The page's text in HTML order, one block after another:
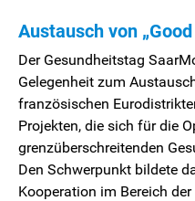
Austausch von
Der Gesundheitstag
Gelegenheit zum
französischen
Projekten, die sich für die
grenzüberschreitenden
Den Schwerpunkt bildete
Kooperation im Bereich